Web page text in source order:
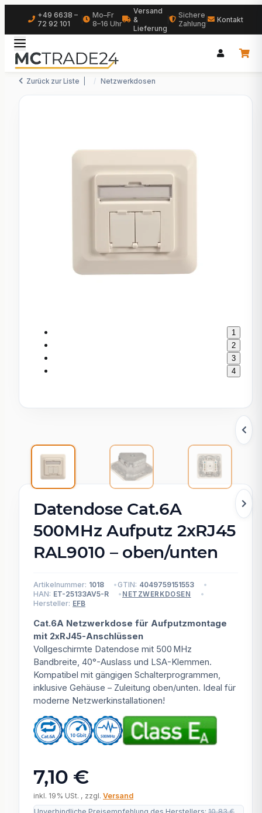
+49 6638 –
72 92 101
Mo–Fr
8–16 Uhr
Versand
&
Lieferung
Sichere
Zahlung
Kontakt
Zurück zur Liste Netzwerkdosen
1
2
3
4
Datendose Cat.6A
500MHz Aufputz 2xRJ45
RAL9010 – oben/unten
Artikelnummer: 1018 GTIN: 4049759151553
HAN: ET-25133AV5-R NETZWERKDOSEN
Hersteller: EFB
Cat.6A Netzwerkdose für Aufputzmontage
mit 2xRJ45-Anschlüssen
Vollgeschirmte Datendose mit 500 MHz
Bandbreite, 40°-Auslass und LSA-Klemmen.
Kompatibel mit gängigen Schalterprogrammen,
inklusive Gehäuse – Zuleitung oben/unten. Ideal für
moderne Netzwerkinstallationen!
7,10 €
inkl. 19% USt. , zzgl. Versand